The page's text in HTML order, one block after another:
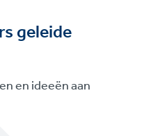
geleide
en ideeën aan